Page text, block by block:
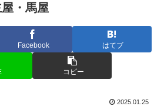
屋・馬屋
Facebook はてブ
コピー
2025.01.25